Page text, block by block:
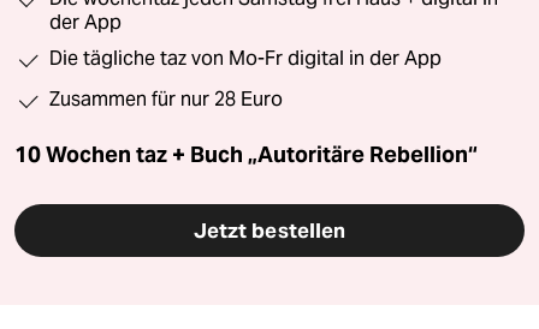
der App
Die tägliche taz von Mo-Fr digital in der App
Zusammen für nur 28 Euro
10 Wochen taz + Buch „Autoritäre Rebellion“
Jetzt bestellen